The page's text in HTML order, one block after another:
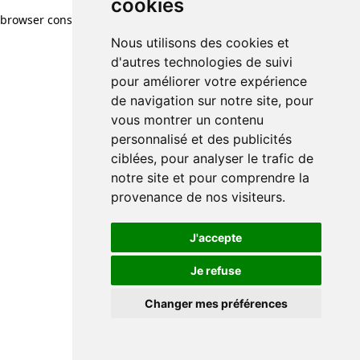
cookies
Nous utilisons des cookies et
d'autres technologies de suivi
pour améliorer votre expérience
de navigation sur notre site, pour
vous montrer un contenu
personnalisé et des publicités
ciblées, pour analyser le trafic de
notre site et pour comprendre la
provenance de nos visiteurs.
J'accepte
Je refuse
Changer mes préférences
browser console for more information)